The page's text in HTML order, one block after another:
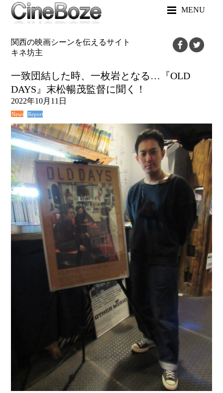
MENU
関西の映画シーンを伝えるサイト
キネ坊主
一致団結した時、一枚岩となる…『OLD
DAYS』末松暢茂監督に聞く！
2022年10月11日
News Report